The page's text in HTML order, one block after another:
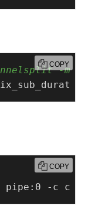
-
COPY
-c
COPY